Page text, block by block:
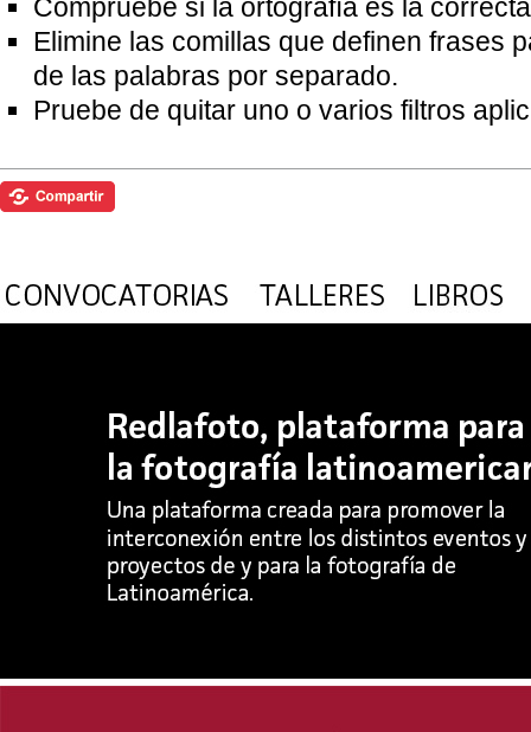
Compruebe si la ortografía es la
Elimine las comillas que definen frases
de las palabras por separado.
Pruebe de quitar uno o varios filtros